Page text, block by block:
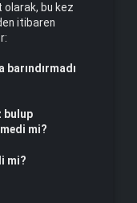
bu kez
itibaren
bulup
mi?
mi?